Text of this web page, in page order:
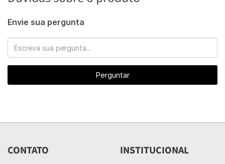
Envie sua pergunta
Perguntar
CONTATO INSTITUCIONAL